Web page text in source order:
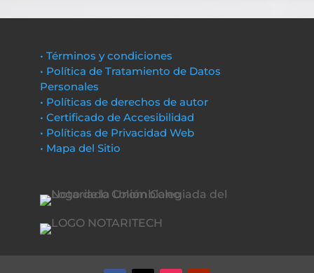
• Términos y condiciones
• Política de Tratamiento de Datos
Personales
• Políticas de derechos de autor
• Certificado de Accesibilidad
• Políticas de Privacidad Web
• Mapa del Sitio